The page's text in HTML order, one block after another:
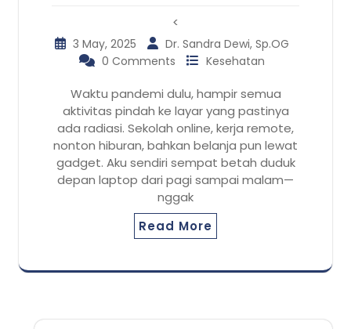
<
3 May, 2025
Dr. Sandra Dewi, Sp.OG
0 Comments
Kesehatan
Waktu pandemi dulu, hampir semua
aktivitas pindah ke layar yang pastinya
ada radiasi. Sekolah online, kerja remote,
nonton hiburan, bahkan belanja pun lewat
gadget. Aku sendiri sempat betah duduk
depan laptop dari pagi sampai malam—
nggak
Read More